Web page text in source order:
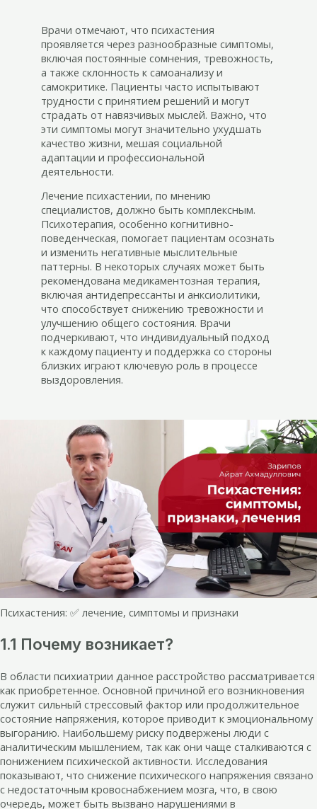
Врачи отмечают, что психастения
проявляется через разнообразные симптомы,
включая постоянные сомнения, тревожность,
а также склонность к самоанализу и
самокритике. Пациенты часто испытывают
трудности с принятием решений и могут
страдать от навязчивых мыслей. Важно, что
эти симптомы могут значительно ухудшать
качество жизни, мешая социальной
адаптации и профессиональной
деятельности.
Лечение психастении, по мнению
специалистов, должно быть комплексным.
Психотерапия, особенно когнитивно-
поведенческая, помогает пациентам осознать
и изменить негативные мыслительные
паттерны. В некоторых случаях может быть
рекомендована медикаментозная терапия,
включая антидепрессанты и анксиолитики,
что способствует снижению тревожности и
улучшению общего состояния. Врачи
подчеркивают, что индивидуальный подход
к каждому пациенту и поддержка со стороны
близких играют ключевую роль в процессе
выздоровления.
Психастения: ✅ лечение, симптомы и признаки
1.1 Почему возникает?
В области психиатрии данное расстройство рассматривается
как приобретенное. Основной причиной его возникновения
служит сильный стрессовый фактор или продолжительное
состояние напряжения, которое приводит к эмоциональному
выгоранию. Наибольшему риску подвержены люди с
аналитическим мышлением, так как они чаще сталкиваются с
понижением психической активности. Исследования
показывают, что снижение психического напряжения связано
с недостаточным кровоснабжением мозга, что, в свою
очередь, может быть вызвано нарушениями в